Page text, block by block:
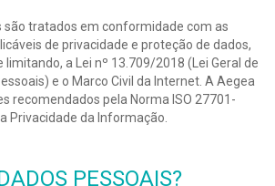
são tratados em conformidade com as
de privacidade e proteção de dados,
limitando, a Lei nº 13.709/2018 (Lei Geral de
e o Marco Civil da Internet. A Aegea
recomendados pela Norma ISO 27701-
Privacidade da Informação.
PESSOAIS?